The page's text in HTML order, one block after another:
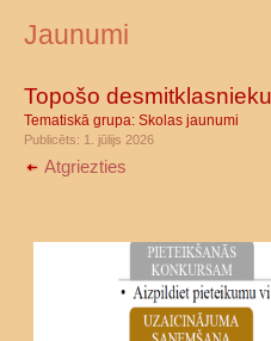
Jaunumi
Topošo
Tematiskā grupa: Skolas jaunumi
Publicēts: 1. jūlijs 2026
Atgriezties